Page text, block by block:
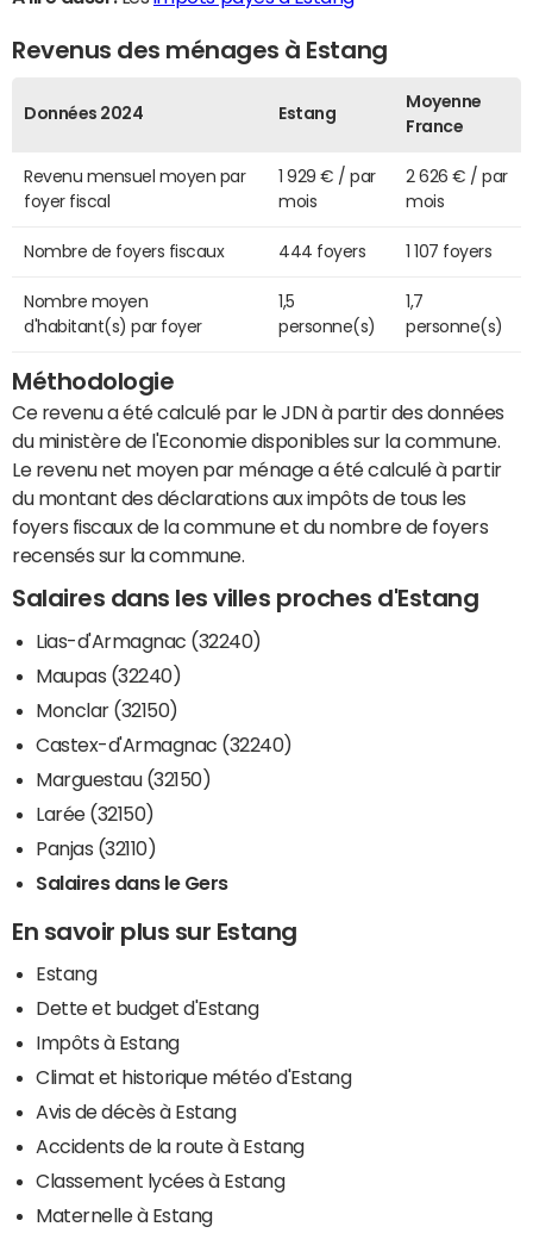
Revenus des ménages à Estang
Données 2024 Estang
Moyenne
France
Revenu mensuel moyen par
foyer fiscal
1 929 € / par
mois
2 626 € / par
mois
Nombre de foyers fiscaux 444 foyers 1 107 foyers
Nombre moyen
d'habitant(s) par foyer
1,5
personne(s)
1,7
personne(s)
Méthodologie
Ce revenu a été calculé par le JDN à partir des données
du ministère de l'Economie disponibles sur la commune.
Le revenu net moyen par ménage a été calculé à partir
du montant des déclarations aux impôts de tous les
foyers fiscaux de la commune et du nombre de foyers
recensés sur la commune.
Salaires dans les villes proches d'Estang
Lias-d'Armagnac (32240)
Maupas (32240)
Monclar (32150)
Castex-d'Armagnac (32240)
Marguestau (32150)
Larée (32150)
Panjas (32110)
Salaires dans le Gers
En savoir plus sur Estang
Estang
Dette et budget d'Estang
Impôts à Estang
Climat et historique météo d'Estang
Avis de décès à Estang
Accidents de la route à Estang
Classement lycées à Estang
Maternelle à Estang